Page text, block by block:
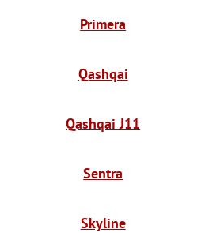
Primera
Qashqai
Qashqai J11
Sentra
Skyline